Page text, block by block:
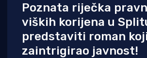
Poznata riječka
viških korijena u
predstaviti roman
zaintrigirao javnost!